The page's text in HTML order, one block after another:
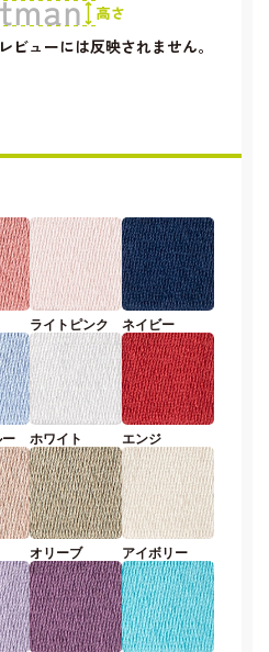
ビューには反映されません。
ライトピンク ネイビー
ー ホワイト エンジ
オリーブ アイボリー